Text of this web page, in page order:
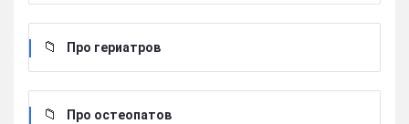
Про гериатров
Про остеопатов